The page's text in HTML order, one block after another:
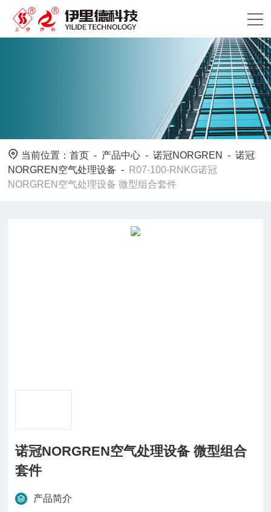
当前位置：首页 - 产品中心 -诺冠NORGREN -诺冠
NORGREN空气处理设备 -
R07-100-RNKG诺冠
NORGREN空气处理设备 微型组合套件
诺冠NORGREN空气处理设备 微型组合
套件
产品简介